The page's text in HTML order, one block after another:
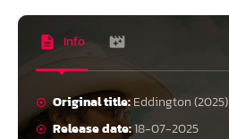
Info
Original title:Eddington (2025)
Release date:18-07-2025